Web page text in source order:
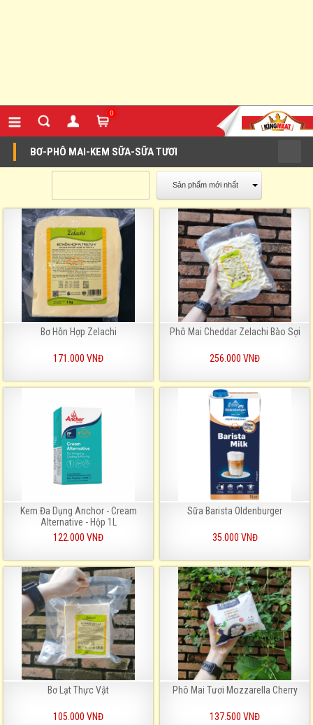
0
BƠ-PHÔ MAI-KEM SỮA-SỮA TƯƠI
Sản phẩm mới nhất
Bơ Hỗn Hợp Zelachi
171.000 VNĐ
Phô Mai Cheddar Zelachi Bào Sợi
256.000 VNĐ
Kem Đa Dụng Anchor - Cream
Alternative - Hộp 1L
122.000 VNĐ
Sữa Barista Oldenburger
35.000 VNĐ
Bơ Lạt Thực Vật
105.000 VNĐ
Phô Mai Tươi Mozzarella Cherry
137.500 VNĐ